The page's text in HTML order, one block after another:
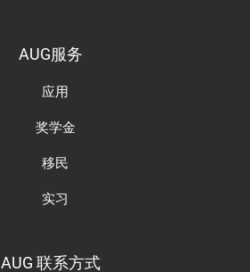
AUG服务
应用
奖学金
移民
实习
AUG 联系方式